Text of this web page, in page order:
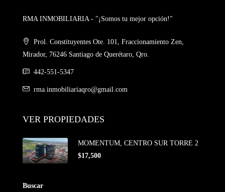
RMA INMOBILIARIA - "¡Somos tu mejor opción!"
Prol. Constituyentes Ote. 101, Fraccionamiento Zen,
Mirador, 76246 Santiago de Querétaro, Qro.
442-551-5347
rma.inmobiliariaqro@gmail.com
VER PROPIEDADES
MOMENTUM, CENTRO SUR TORRE 2
$17,500
Buscar